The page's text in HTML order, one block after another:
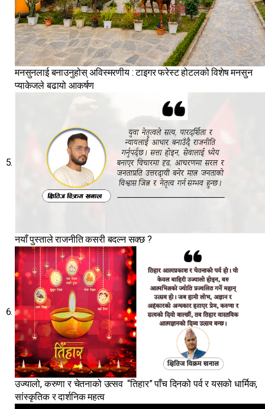
मनसुनलाई बनाउनुहोस् अविस्मरणीय : टाइगर फरेस्ट होटलको विशेष मनसुन
प्याकेजले बढायो आकर्षण
नयाँ पुस्ताले राजनीति कसरी बदल्न सक्छ ?
उज्यालो, करुणा र चेतनाको उत्सव “तिहार” पाँच दिनको पर्व र यसको धार्मिक,
सांस्कृतिक र दार्शनिक महत्व